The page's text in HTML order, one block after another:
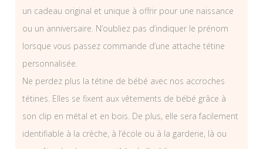
un cadeau original et unique à offrir pour une naissance
ou un anniversaire. N’oubliez pas d’indiquer le prénom
lorsque vous passez commande d’une attache tétine
personnalisée.
Ne perdez plus la tétine de bébé avec nos accroches
tétines. Elles se fixent aux vêtements de bébé grâce à
son clip en métal et en bois. De plus, elle sera facilement
identifiable à la crèche, à l’école ou à la garderie, là ou